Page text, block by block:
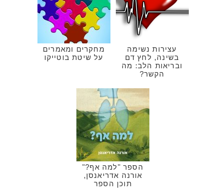
עצירות נשימה
בשינה, לחץ דם
ובריאות הלב: מה
הקשר?
מחקרים ומאמרים
על שיטת בוטייקו
הספר "למה אף?"
אורנה אדריאנסן,
תוכן הספר